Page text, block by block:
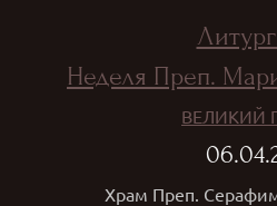
Неделя Преп.
ВЕЛИКИЙ
Храм Преп.